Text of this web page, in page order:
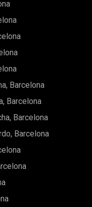
saló, un ampli
dobles i
orientació
llum natural i una
incorporant
càlida i
moblada i
com a atractiva
activitat que
espai, confort,
en un dels barris
a més informació o
a contactar amb
Barcelona
Barcelona
Barcelona
Barcelona